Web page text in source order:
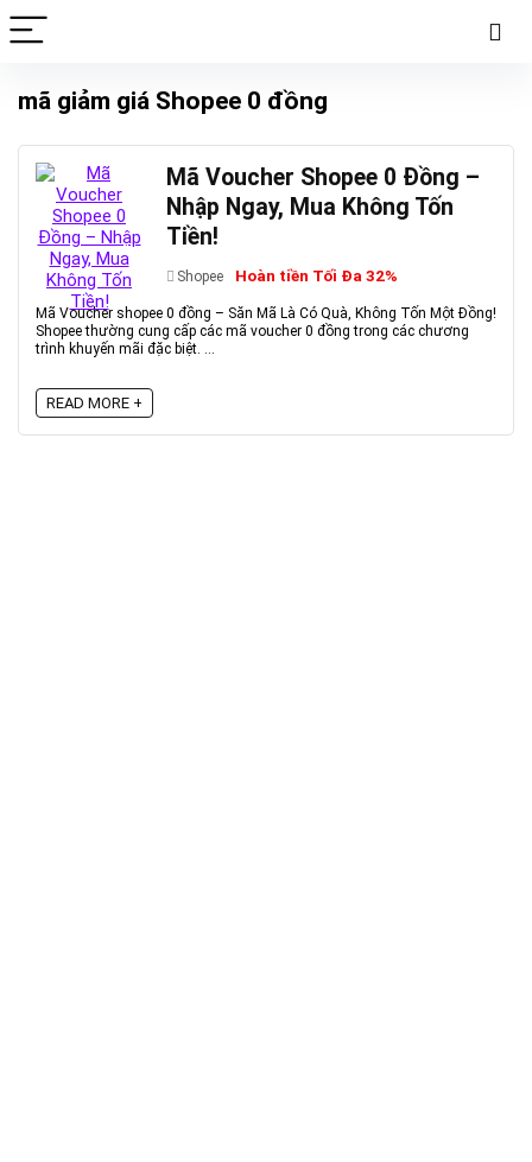
mã giảm giá Shopee 0 đồng
Mã Voucher Shopee 0 Đồng –
Nhập Ngay, Mua Không Tốn
Tiền!
Shopee Hoàn tiền Tối Đa 32%
Mã Voucher shopee 0 đồng – Săn Mã Là Có Quà, Không Tốn Một Đồng!
Shopee thường cung cấp các mã voucher 0 đồng trong các chương
trình khuyến mãi đặc biệt. ...
READ MORE +